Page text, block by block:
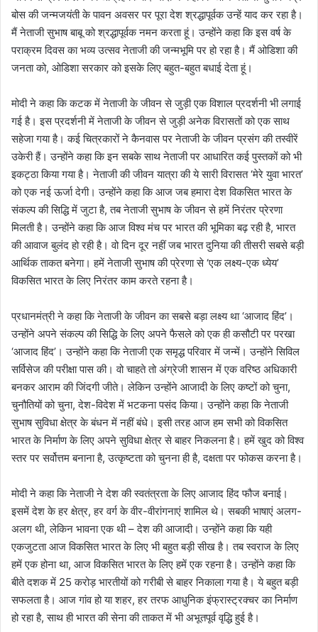
बोस की जन्मजयंती के पावन अवसर पर पूरा देश श्रद्धापूर्वक उन्हें याद कर रहा है।
मैं नेताजी सुभाष बाबू को श्रद्धापूर्वक नमन करता हूं। उन्होंने कहा कि इस वर्ष के
पराक्रम दिवस का भव्य उत्सव नेताजी की जन्मभूमि पर हो रहा है। मैं ओडिशा की
जनता को, ओडिशा सरकार को इसके लिए बहुत-बहुत बधाई देता हूं।
मोदी ने कहा कि कटक में नेताजी के जीवन से जुड़ी एक विशाल प्रदर्शनी भी लगाई
गई है। इस प्रदर्शनी में नेताजी के जीवन से जुड़ी अनेक विरासतों को एक साथ
सहेजा गया है। कई चित्रकारों ने कैनवास पर नेताजी के जीवन प्रसंग की तस्वीरें
उकेरी हैं। उन्होंने कहा कि इन सबके साथ नेताजी पर आधारित कई पुस्तकों को भी
इकट्ठा किया गया है। नेताजी की जीवन यात्रा की ये सारी विरासत ‘मेरे युवा भारत’
को एक नई ऊर्जा देगी। उन्होंने कहा कि आज जब हमारा देश विकसित भारत के
संकल्प की सिद्धि में जुटा है, तब नेताजी सुभाष के जीवन से हमें निरंतर प्रेरणा
मिलती है। उन्होंने कहा कि आज विश्व मंच पर भारत की भूमिका बढ़ रही है, भारत
की आवाज बुलंद हो रही है। वो दिन दूर नहीं जब भारत दुनिया की तीसरी सबसे बड़ी
आर्थिक ताकत बनेगा। हमें नेताजी सुभाष की प्रेरणा से ‘एक लक्ष्य-एक ध्येय’
विकसित भारत के लिए निरंतर काम करते रहना है।
प्रधानमंत्री ने कहा कि नेताजी के जीवन का सबसे बड़ा लक्ष्य था ‘आजाद हिंद’।
उन्होंने अपने संकल्प की सिद्धि के लिए अपने फैसले को एक ही कसौटी पर परखा
‘आजाद हिंद’। उन्होंने कहा कि नेताजी एक समृद्ध परिवार में जन्में। उन्होंने सिविल
सर्विसेज की परीक्षा पास की। वो चाहते तो अंग्रेजी शासन में एक वरिष्ठ अधिकारी
बनकर आराम की जिंदगी जीते। लेकिन उन्होंने आजादी के लिए कष्टों को चुना,
चुनौतियों को चुना, देश-विदेश में भटकना पसंद किया। उन्होंने कहा कि नेताजी
सुभाष सुविधा क्षेत्र के बंधन में नहीं बंधे। इसी तरह आज हम सभी को विकसित
भारत के निर्माण के लिए अपने सुविधा क्षेत्र से बाहर निकलना है। हमें खुद को विश्व
स्तर पर सर्वोत्तम बनाना है, उत्कृष्टता को चुनना ही है, दक्षता पर फोकस करना है।
मोदी ने कहा कि नेताजी ने देश की स्वतंत्रता के लिए आजाद हिंद फौज बनाई।
इसमें देश के हर क्षेत्र, हर वर्ग के वीर-वीरांगनाएं शामिल थे। सबकी भाषाएं अलग-
अलग थी, लेकिन भावना एक थी – देश की आजादी। उन्होंने कहा कि यही
एकजुटता आज विकसित भारत के लिए भी बहुत बड़ी सीख है। तब स्वराज के लिए
हमें एक होना था, आज विकसित भारत के लिए हमें एक रहना है। उन्होंने कहा कि
बीते दशक में 25 करोड़ भारतीयों को गरीबी से बाहर निकाला गया है। ये बहुत बड़ी
सफलता है। आज गांव हो या शहर, हर तरफ आधुनिक इंफ्रास्ट्रक्चर का निर्माण
हो रहा है, साथ ही भारत की सेना की ताकत में भी अभूतपूर्व वृद्धि हुई है।